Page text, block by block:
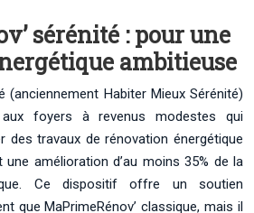
sérénité : pour une
ambitieuse
(anciennement Habiter Mieux Sérénité)
foyers à revenus modestes qui
des travaux de rénovation énergétique
une amélioration d’au moins 35% de la
Ce dispositif offre un soutien
que MaPrimeRénov’ classique, mais il